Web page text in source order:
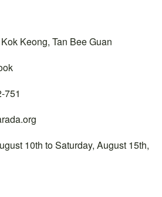
Keong, Tan Bee Guan
751
10th to Saturday, August 15th,